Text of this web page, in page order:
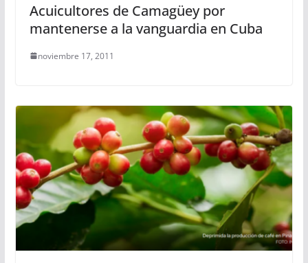
Acuicultores de Camagüey por
mantenerse a la vanguardia en Cuba
noviembre 17, 2011